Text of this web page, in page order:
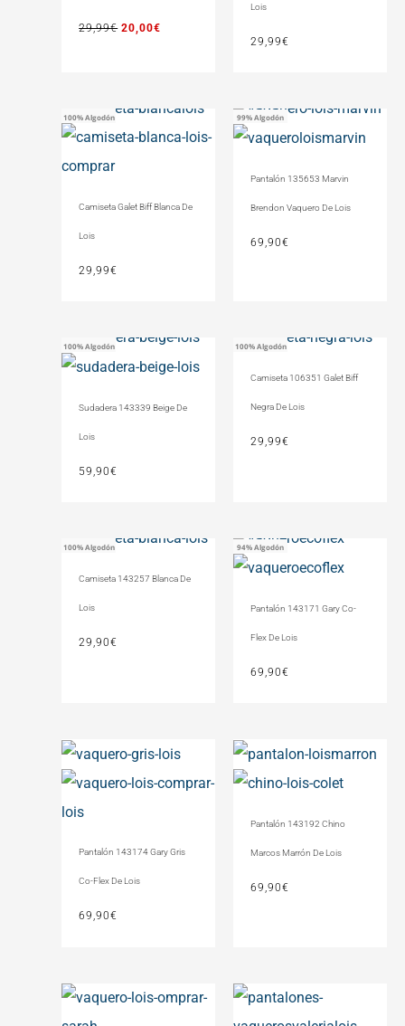
29,99€ 20,00€
Lois
29,99€
100% Algodón
Camiseta Galet Biff Blanca De
Lois
29,99€
99% Algodón
Pantalón 135653 Marvin
Brendon Vaquero De Lois
69,90€
100% Algodón
Sudadera 143339 Beige De
Lois
59,90€
100% Algodón
Camiseta 106351 Galet Biff
Negra De Lois
29,99€
100% Algodón
Camiseta 143257 Blanca De
Lois
29,90€
94% Algodón
Pantalón 143171 Gary Co-
Flex De Lois
69,90€
Pantalón 143174 Gary Gris
Co-Flex De Lois
69,90€
Pantalón 143192 Chino
Marcos Marrón De Lois
69,90€